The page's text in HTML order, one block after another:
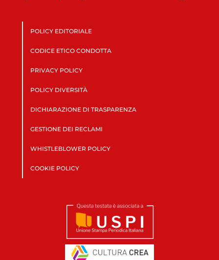
POLICY EDITORIALE
CODICE ETICO CONDOTTA
PRIVACY POLICY
POLICY DIVERSITÀ
DICHIARAZIONE DI TRASPARENZA
GESTIONE DEI RECLAMI
WHISTLEBLOWER POLICY
COOKIE POLICY